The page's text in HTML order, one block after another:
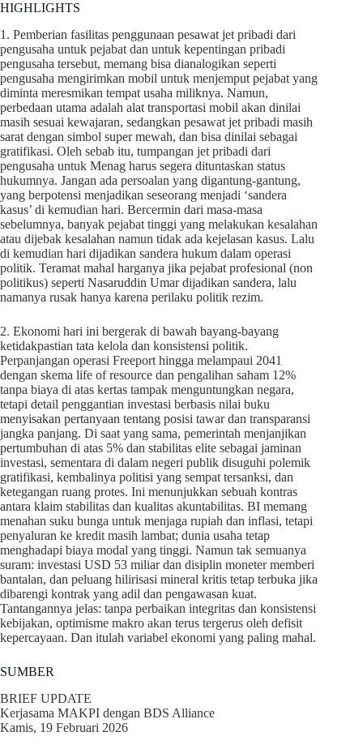
HIGHLIGHTS
1. Pemberian fasilitas penggunaan pesawat jet pribadi dari
pengusaha untuk pejabat dan untuk kepentingan pribadi
pengusaha tersebut, memang bisa dianalogikan seperti
pengusaha mengirimkan mobil untuk menjemput pejabat yang
diminta meresmikan tempat usaha miliknya. Namun,
perbedaan utama adalah alat transportasi mobil akan dinilai
masih sesuai kewajaran, sedangkan pesawat jet pribadi masih
sarat dengan simbol super mewah, dan bisa dinilai sebagai
gratifikasi. Oleh sebab itu, tumpangan jet pribadi dari
pengusaha untuk Menag harus segera dituntaskan status
hukumnya. Jangan ada persoalan yang digantung-gantung,
yang berpotensi menjadikan seseorang menjadi ‘sandera
kasus’ di kemudian hari. Bercermin dari masa-masa
sebelumnya, banyak pejabat tinggi yang melakukan kesalahan
atau dijebak kesalahan namun tidak ada kejelasan kasus. Lalu
di kemudian hari dijadikan sandera hukum dalam operasi
politik. Teramat mahal harganya jika pejabat profesional (non
politikus) seperti Nasaruddin Umar dijadikan sandera, lalu
namanya rusak hanya karena perilaku politik rezim.
2. Ekonomi hari ini bergerak di bawah bayang-bayang
ketidakpastian tata kelola dan konsistensi politik.
Perpanjangan operasi Freeport hingga melampaui 2041
dengan skema life of resource dan pengalihan saham 12%
tanpa biaya di atas kertas tampak menguntungkan negara,
tetapi detail penggantian investasi berbasis nilai buku
menyisakan pertanyaan tentang posisi tawar dan transparansi
jangka panjang. Di saat yang sama, pemerintah menjanjikan
pertumbuhan di atas 5% dan stabilitas elite sebagai jaminan
investasi, sementara di dalam negeri publik disuguhi polemik
gratifikasi, kembalinya politisi yang sempat tersanksi, dan
ketegangan ruang protes. Ini menunjukkan sebuah kontras
antara klaim stabilitas dan kualitas akuntabilitas. BI memang
menahan suku bunga untuk menjaga rupiah dan inflasi, tetapi
penyaluran ke kredit masih lambat; dunia usaha tetap
menghadapi biaya modal yang tinggi. Namun tak semuanya
suram: investasi USD 53 miliar dan disiplin moneter memberi
bantalan, dan peluang hilirisasi mineral kritis tetap terbuka jika
dibarengi kontrak yang adil dan pengawasan kuat.
Tantangannya jelas: tanpa perbaikan integritas dan konsistensi
kebijakan, optimisme makro akan terus tergerus oleh defisit
kepercayaan. Dan itulah variabel ekonomi yang paling mahal.
SUMBER
BRIEF UPDATE
Kerjasama MAKPI dengan BDS Alliance
Kamis, 19 Februari 2026